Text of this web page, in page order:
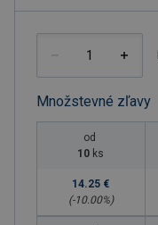
Množstevné zľavy
od
10 ks
14.25 €
(-10.00%)